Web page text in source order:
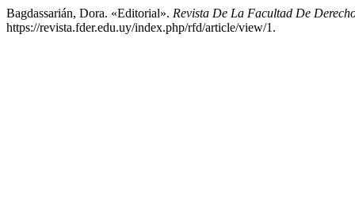
Bagdassarián, Dora. «Editorial». Revista De La Facultad De
https://revista.fder.edu.uy/index.php/rfd/article/view/1.